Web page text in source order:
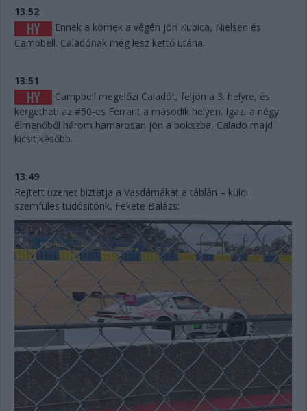
13:52
Ennek a körnek a végén jön Kubica, Nielsen és
Campbell. Caladónak még lesz kettő utána.
13:51
Campbell megelőzi Caladót, feljön a 3. helyre, és
kergetheti az #50-es Ferrarit a második helyen. Igaz, a négy
élmenőből három hamarosan jön a bokszba, Calado majd
kicsit később.
13:49
Rejtett üzenet biztatja a Vasdámákat a táblán – küldi
szemfüles tudósítónk, Fekete Balázs: